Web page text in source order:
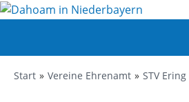
Start Vereine Ehrenamt STV Ering